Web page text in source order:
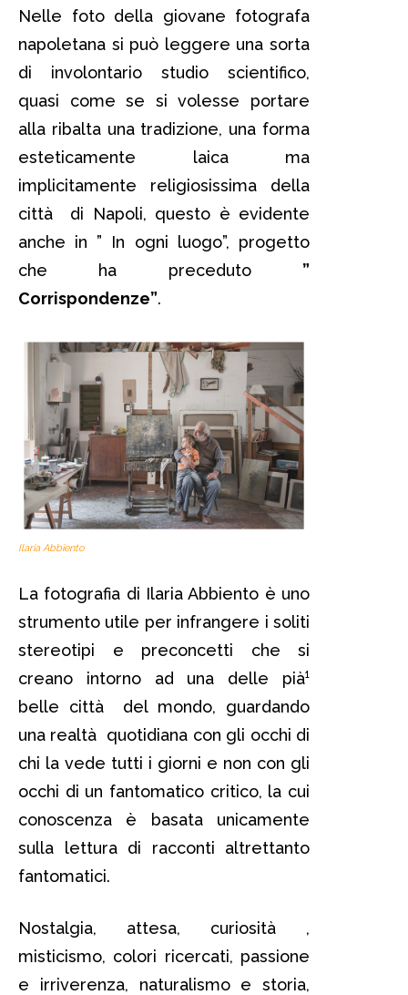
Nelle foto della giovane fotografa
napoletana si può leggere una sorta
di involontario studio scientifico,
quasi come se si volesse portare
alla ribalta una tradizione, una forma
esteticamente laica ma
implicitamente religiosissima della
città di Napoli, questo è evidente
anche in ” In ogni luogo”, progetto
che ha preceduto ”
Corrispondenze”.
Ilaria Abbiento
La fotografia di Ilaria Abbiento è uno
strumento utile per infrangere i soliti
stereotipi e preconcetti che si
creano intorno ad una delle pià¹
belle città del mondo, guardando
una realtà quotidiana con gli occhi di
chi la vede tutti i giorni e non con gli
occhi di un fantomatico critico, la cui
conoscenza è basata unicamente
sulla lettura di racconti altrettanto
fantomatici.
Nostalgia, attesa, curiosità ,
misticismo, colori ricercati, passione
e irriverenza, naturalismo e storia,